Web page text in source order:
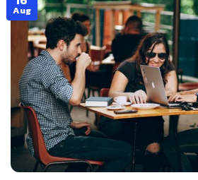
Aug